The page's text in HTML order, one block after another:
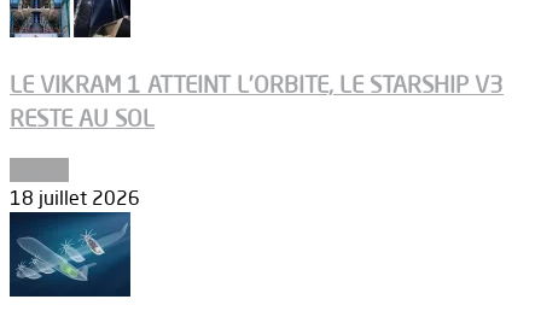
LE VIKRAM 1 ATTEINT L’ORBITE, LE STARSHIP V3
RESTE AU SOL
18 juillet 2026